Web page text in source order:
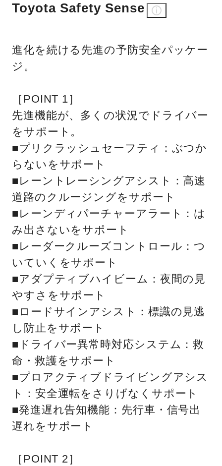
Toyota Safety Sense
進化を続ける先進の予防安全パッケー
ジ。
［POINT 1］
先進機能が、多くの状況でドライバー
をサポート。
■プリクラッシュセーフティ：ぶつか
らないをサポート
■レーントレーシングアシスト：高速
道路のクルージングをサポート
■レーンディパーチャーアラート：は
み出さないをサポート
■レーダークルーズコントロール：つ
いていくをサポート
■アダプティブハイビーム：夜間の見
やすさをサポート
■ロードサインアシスト：標識の見逃
し防止をサポート
■ドライバー異常時対応システム：救
命・救護をサポート
■プロアクティブドライビングアシス
ト：安全運転をさりげなくサポート
■発進遅れ告知機能：先行車・信号出
遅れをサポート
［POINT 2］